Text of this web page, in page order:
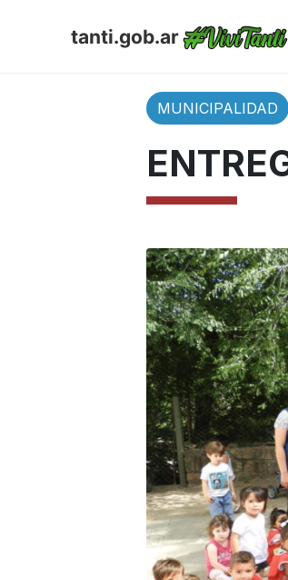
tanti.gob.ar
MUNICIPALIDAD